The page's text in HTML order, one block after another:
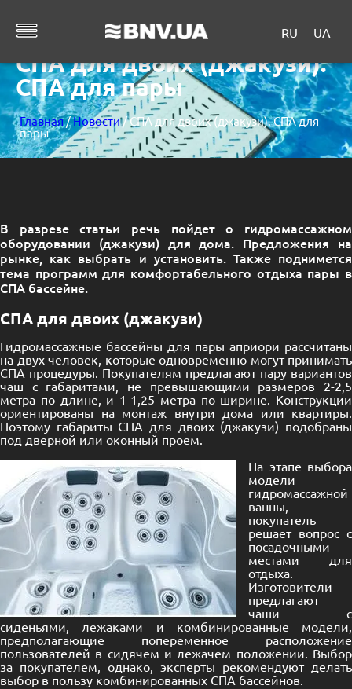
RU UA
СПА для двоих (джакузи).
СПА для пары
Главная/Новости/ СПА для двоих (джакузи). СПА для
пары
В разрезе статьи речь пойдет о гидромассажном
оборудовании (джакузи) для дома. Предложения на
рынке, как выбрать и установить. Также поднимется
тема программ для комфортабельного отдыха пары в
СПА бассейне.
СПА для двоих (джакузи)
Гидромассажные бассейны для пары априори рассчитаны
на двух человек, которые одновременно могут принимать
СПА процедуры. Покупателям предлагают пару вариантов
чаш с габаритами, не превышающими размеров 2-2,5
метра по длине, и 1-1,25 метра по ширине. Конструкции
ориентированы на монтаж внутри дома или квартиры.
Поэтому габариты СПА для двоих (джакузи) подобраны
под дверной или оконный проем.
На этапе выбора
модели
гидромассажной
ванны,
покупатель
решает вопрос с
посадочными
местами для
отдыха.
Изготовители
предлагают
чаши с
сиденьями, лежаками и комбинированные модели,
предполагающие попеременное расположение
пользователей в сидячем и лежачем положении. Выбор
за покупателем, однако, эксперты рекомендуют делать
выбор в пользу комбинированных СПА бассейнов.